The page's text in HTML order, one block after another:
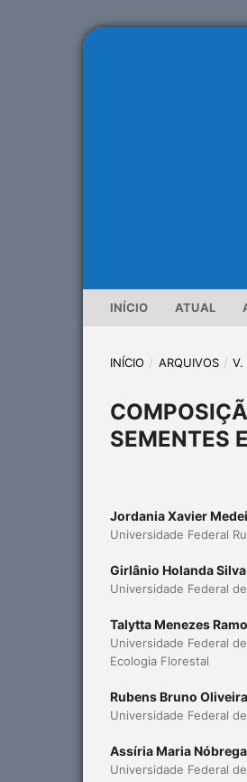
INÍCIO ATUAL
INÍCIO / ARQUIVOS / V.
SEMENTES
Jordania Xavier
Universidade Federal
Girlânio Holanda Silva
Universidade Federal
Talytta Menezes
Universidade Federal
Ecologia Florestal
Rubens Bruno Oliveira
Universidade Federal
Assíria Maria Nóbrega
Universidade Federal